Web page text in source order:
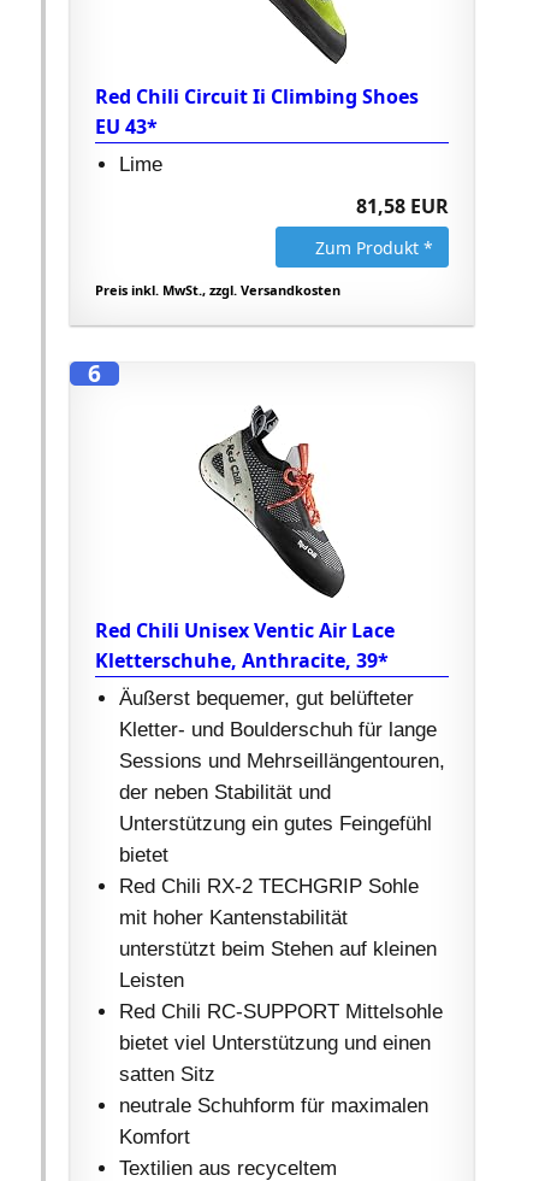
Red Chili Circuit Ii Climbing Shoes
EU 43*
Lime
81,58 EUR
Zum Produkt *
Preis inkl. MwSt., zzgl. Versandkosten
6
Red Chili Unisex Ventic Air Lace
Kletterschuhe, Anthracite, 39*
Äußerst bequemer, gut belüfteter
Kletter- und Boulderschuh für lange
Sessions und Mehrseillängentouren,
der neben Stabilität und
Unterstützung ein gutes Feingefühl
bietet
Red Chili RX-2 TECHGRIP Sohle
mit hoher Kantenstabilität
unterstützt beim Stehen auf kleinen
Leisten
Red Chili RC-SUPPORT Mittelsohle
bietet viel Unterstützung und einen
satten Sitz
neutrale Schuhform für maximalen
Komfort
Textilien aus recyceltem